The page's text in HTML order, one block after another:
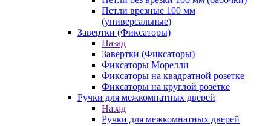
Петли врезные 100 мм
(универсальные)
Завертки (Фиксаторы)
Назад
Завертки (Фиксаторы)
Фиксаторы Морелли
Фиксаторы на квадратной розетке
Фиксаторы на круглой розетке
Ручки для межкомнатных дверей
Назад
Ручки для межкомнатных дверей